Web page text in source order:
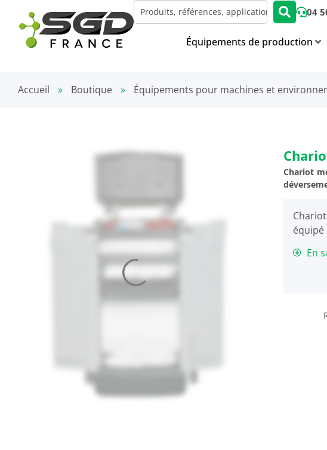
04
Équipements de production
Accueil » Boutique » Équipements pour machines et
Chariot
équipé
En